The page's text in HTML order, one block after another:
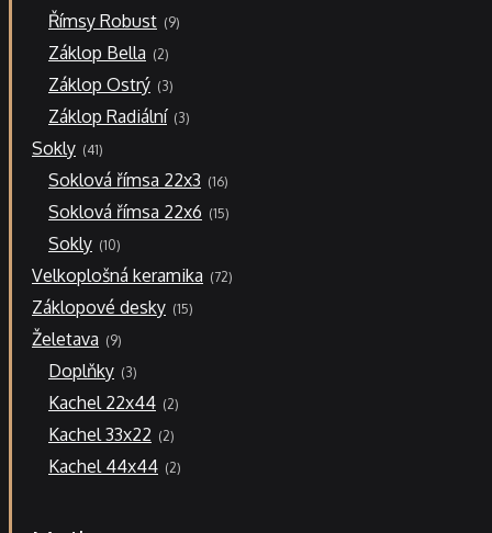
Římsy Robust 99
produktů
Záklop Bella 22
produkty
Záklop Ostrý 33
produkty
Záklop Radiální 33
produkty
Sokly 4141
produktů
Soklová římsa 22x3 1616
produktů
Soklová římsa 22x6 1515
produktů
Sokly 1010
produktů
Velkoplošná keramika 7272
produktů
Záklopové desky 1515
produktů
Želetava 99
produktů
Doplňky 33
produkty
Kachel 22x44 22
produkty
Kachel 33x22 22
produkty
Kachel 44x44 22
produkty